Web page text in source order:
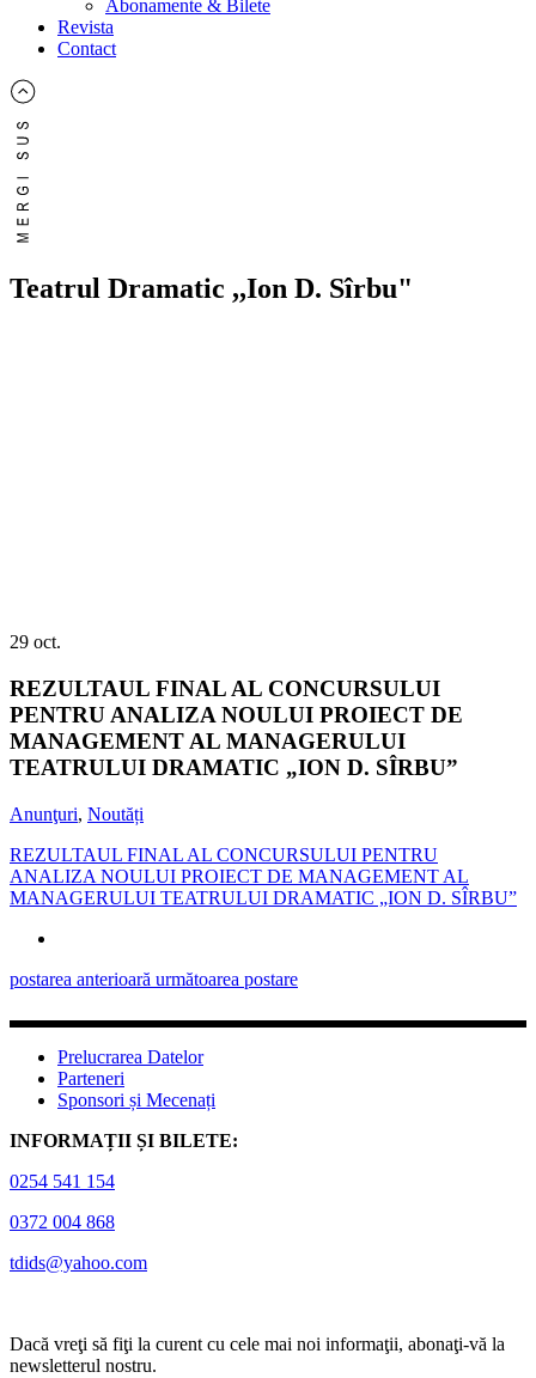
Abonamente & Bilete
Revista
Contact
Teatrul Dramatic ,,Ion D. Sîrbu"
29 oct.
REZULTAUL FINAL AL CONCURSULUI
PENTRU ANALIZA NOULUI PROIECT DE
MANAGEMENT AL MANAGERULUI
TEATRULUI DRAMATIC „ION D. SÎRBU”
Anunţuri, Noutăți
REZULTAUL FINAL AL CONCURSULUI PENTRU
ANALIZA NOULUI PROIECT DE MANAGEMENT AL
MANAGERULUI TEATRULUI DRAMATIC „ION D. SÎRBU”
postarea anterioară următoarea postare
Prelucrarea Datelor
Parteneri
Sponsori și Mecenați
INFORMAȚII ȘI BILETE:
0254 541 154
0372 004 868
tdids@yahoo.com
Dacă vreţi să fiţi la curent cu cele mai noi informaţii, abonaţi-vă la
newsletterul nostru.